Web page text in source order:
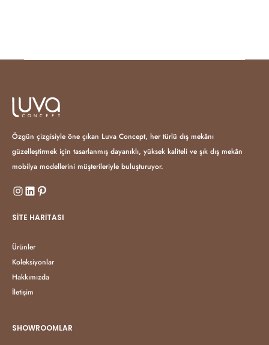
Özgün çizgisiyle öne çıkan Luva Concept, her türlü dış mekânı
güzelleştirmek için tasarlanmış dayanıklı, yüksek kaliteli ve şık dış mekân
mobilya modellerini müşterileriyle buluşturuyor.
SITE HARITASI
Ürünler
Koleksiyonlar
Hakkımızda
İletişim
SHOWROOMLAR